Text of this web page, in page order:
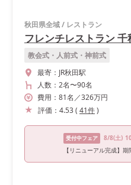
秋田県全域/ レストラン
フレンチレストラン 千
教会式・人前式・神前式
最寄： JR秋田駅
人数： 2名〜90名
費用： 81名 ／326万円
評価： 4.53( 41件)
受付中フェア 8/8(土)